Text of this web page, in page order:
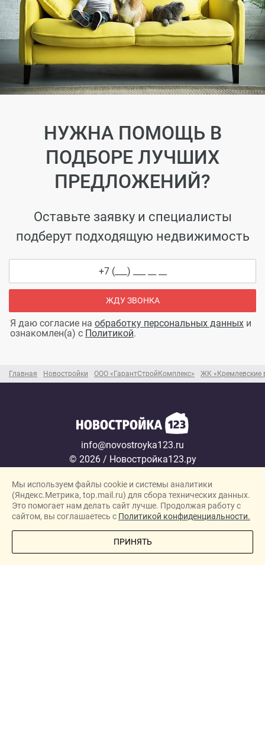
Главная Новостройки ООО «ГарантСтройКомплекс» ЖК «Кремлевские
НУЖНА ПОМОЩЬ В
ПОДБОРЕ ЛУЧШИХ
ПРЕДЛОЖЕНИЙ?
Оставьте заявку и специалисты
подберут подходящую недвижимость
ЖДУ ЗВОНКА
Я даю согласие на обработку персональных данных и
ознакомлен(а) с Политикой.
info@novostroyka123.ru
© 2026 / Новостройка123.ру
Политика конфиденциальности
Согласие на обработку персональных данных
Новостройки
Застройщики
ПОЗВОНИТЕ МНЕ
Мы используем файлы cookie и системы аналитики
(Яндекс.Метрика, top.mail.ru) для сбора технических данных.
Это помогает нам делать сайт лучше. Продолжая работу с
сайтом, вы соглашаетесь с Политикой конфиденциальности.
ПРИНЯТЬ